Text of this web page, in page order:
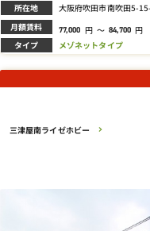
所在地 大阪府吹田市南吹田5-
月額賃料 77,000 円 ～ 84,700 円
タイプ メゾネットタイプ
三津屋南ライゼホビー